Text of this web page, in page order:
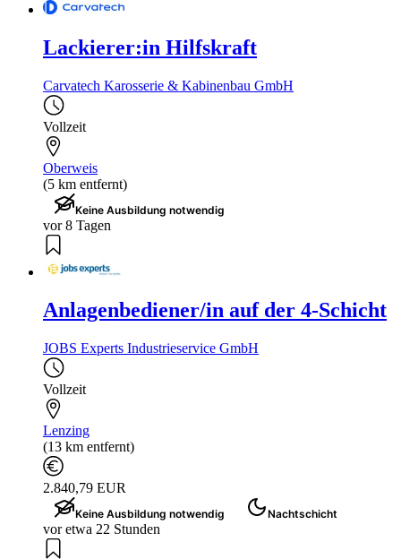
Lackierer:in Hilfskraft
Carvatech Karosserie & Kabinenbau GmbH
Vollzeit
Oberweis
(5 km entfernt)
Keine Ausbildung notwendig
vor 8 Tagen
Anlagenbediener/in auf der 4-Schicht
JOBS Experts Industrieservice GmbH
Vollzeit
Lenzing
(13 km entfernt)
2.840,79 EUR
Keine Ausbildung notwendig Nachtschicht
vor etwa 22 Stunden